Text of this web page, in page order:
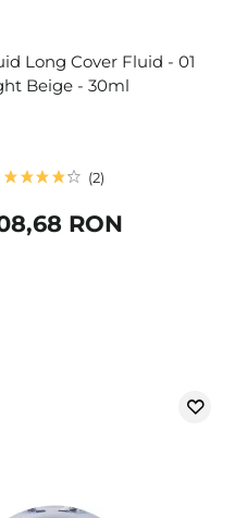
Long Cover Fluid - 01
Beige - 30ml
2
RON